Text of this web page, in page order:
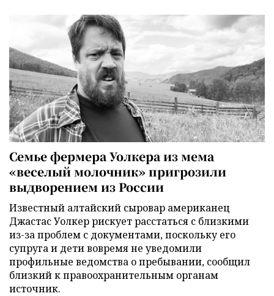
Семье фермера Уолкера из мема
«веселый молочник» пригрозили
выдворением из России
Известный алтайский сыровар американец
Джастас Уолкер рискует расстаться с близкими
из-за проблем с документами, поскольку его
супруга и дети вовремя не уведомили
профильные ведомства о пребывании, сообщил
близкий к правоохранительным органам
источник.